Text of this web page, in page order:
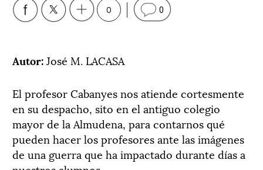
0 0
Autor:José M. LACASA
El profesor Cabanyes nos atiende cortesmente
en su despacho, sito en el antiguo colegio
mayor de la Almudena, para contarnos qué
pueden hacer los profesores ante las imágenes
de una guerra que ha impactado durante días a